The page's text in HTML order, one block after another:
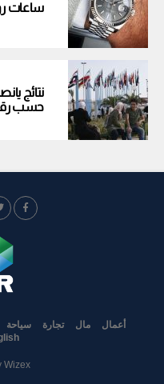
ساعات
حسب رقم
أعمال مال تجارة سياحة
Wizex